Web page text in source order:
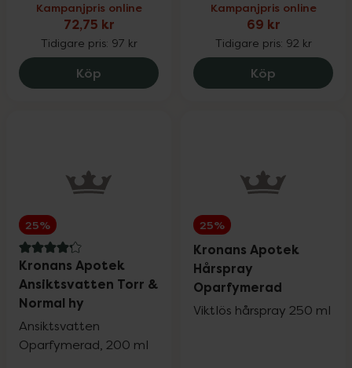
Kampanjpris online
72,75 kr
Tidigare pris: 97 kr
Köp Flux Original Coolmint XL, 72.75 kr.
Kampanjpris online
69 kr
Tidigare pris: 92 kr
Köp Kronans
25%
4.2 av 5 i omdöme
Kronans Apotek
Ansiktsvatten Torr &
Normal hy
Ansiktsvatten
Oparfymerad, 200 ml
25%
Kronans Apotek
Hårspray
Oparfymerad
Viktlös hårspray 250 ml